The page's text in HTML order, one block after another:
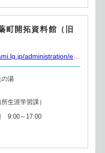
町開拓資料館（旧
education/detail.php?content=11330
の湯
生涯学習課）
9:00～17:00